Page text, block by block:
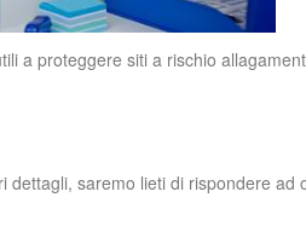
a proteggere siti a rischio
dettagli, saremo lieti di rispondere ad